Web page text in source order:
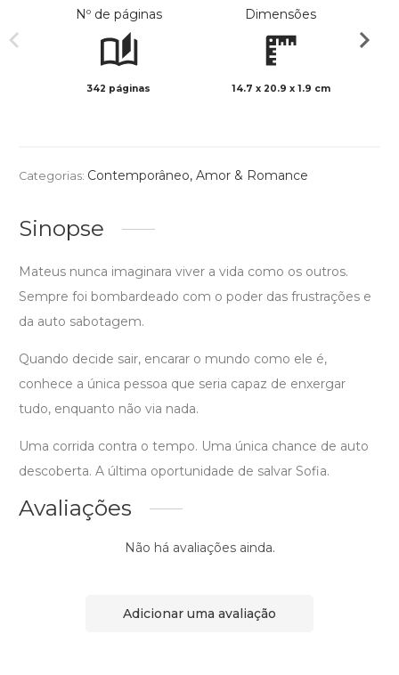
Nº de páginas
342 páginas
Dimensões
14.7 x 20.9 x 1.9 cm
Categorias: Contemporâneo, Amor & Romance
Sinopse
Mateus nunca imaginara viver a vida como os outros.
Sempre foi bombardeado com o poder das frustrações e
da auto sabotagem.
Quando decide sair, encarar o mundo como ele é,
conhece a única pessoa que seria capaz de enxergar
tudo, enquanto não via nada.
Uma corrida contra o tempo. Uma única chance de auto
descoberta. A última oportunidade de salvar Sofia.
Avaliações
Não há avaliações ainda.
Adicionar uma avaliação